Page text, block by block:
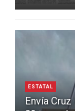
ESTATAL
Envía